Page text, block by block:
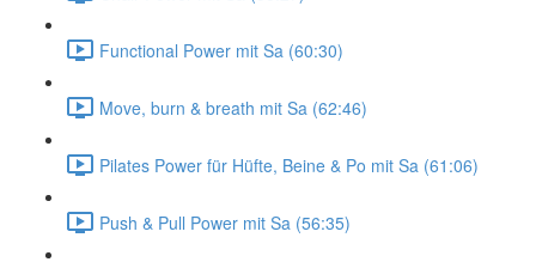
Functional Power mit Sa (60:30)
Move, burn & breath mit Sa (62:46)
Pilates Power für Hüfte, Beine & Po mit Sa (61:06)
Push & Pull Power mit Sa (56:35)